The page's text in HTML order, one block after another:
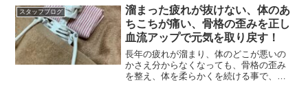
スタッフブログ
溜まった疲れが抜けない、体のあ
ちこちが痛い、骨格の歪みを正し
血流アップで元気を取り戻す！
長年の疲れが溜まり、体のどこが悪いの
かさえ分からなくなっても、骨格の歪み
を整え、体を柔らかくを続ける事で、元